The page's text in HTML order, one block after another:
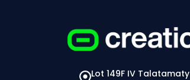
Lot 149F IV Talatamaty